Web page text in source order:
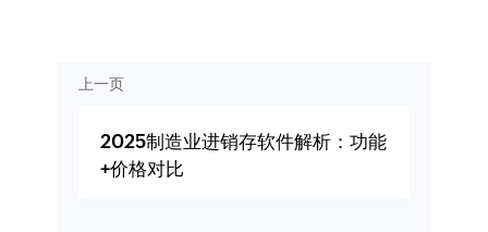
上一页
2025制造业进销存软件解析：功能
+价格对比